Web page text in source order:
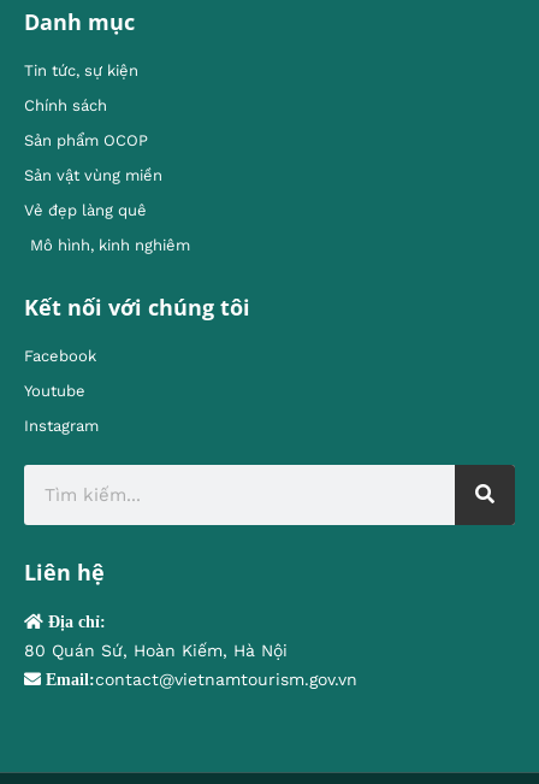
Danh mục
Tin tức, sự kiện
Chính sách
Sản phẩm OCOP
Sản vật vùng miền
Vẻ đẹp làng quê
Mô hình, kinh nghiêm
Kết nối với chúng tôi
Facebook
Youtube
Instagram
Liên hệ
Địa chỉ:
80 Quán Sứ, Hoàn Kiếm, Hà Nội
Email:contact@vietnamtourism.gov.vn